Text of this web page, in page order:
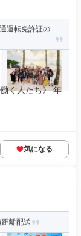
運転免許証の
く人たち》 年
気になる
離配送